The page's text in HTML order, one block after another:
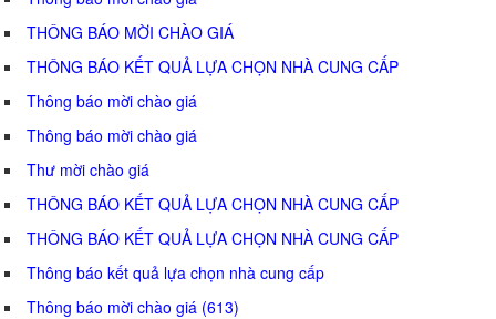
THÔNG BÁO MỜI CHÀO GIÁ
THÔNG BÁO KẾT QUẢ LỰA CHỌN NHÀ CUNG CẤP
Thông báo mời chào giá
Thông báo mời chào giá
Thư mời chào giá
THÔNG BÁO KẾT QUẢ LỰA CHỌN NHÀ CUNG CẤP
THÔNG BÁO KẾT QUẢ LỰA CHỌN NHÀ CUNG CẤP
Thông báo kết quả lựa chọn nhà cung cấp
Thông báo mời chào giá (613)